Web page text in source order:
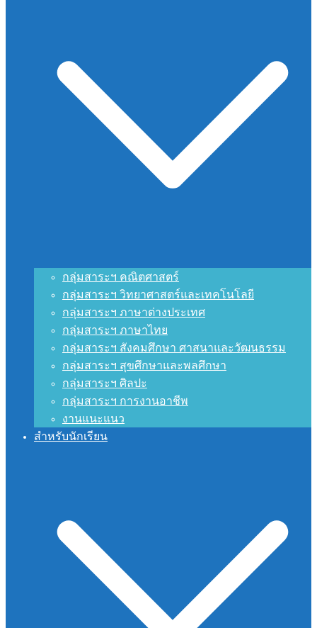
กลุ่มสาระฯ คณิตศาสตร์
กลุ่มสาระฯ วิทยาศาสตร์และเทคโนโลยี
กลุ่มสาระฯ ภาษาต่างประเทศ
กลุ่มสาระฯ ภาษาไทย
กลุ่มสาระฯ สังคมศึกษา ศาสนาและวัฒนธรรม
กลุ่มสาระฯ สุขศึกษาและพลศึกษา
กลุ่มสาระฯ ศิลปะ
กลุ่มสาระฯ การงานอาชีพ
งานแนะแนว
สำหรับนักเรียน